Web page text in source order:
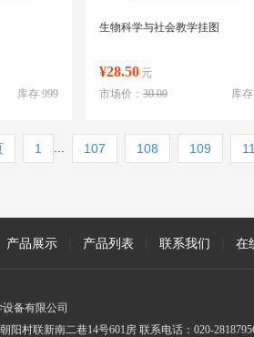
库存 999
生物科学与社会教学挂图
¥28.50 元
库
市场价：30.00
1 107 108 109
产品展示 产品列表 联系我们 在
备有限公司
阳村联新南二巷14号601房 联系电话：020-